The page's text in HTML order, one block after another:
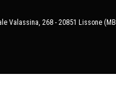
Valassina, 268 - 20851 Lissone